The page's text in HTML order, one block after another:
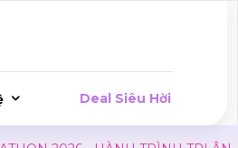
Deal Siêu Hời